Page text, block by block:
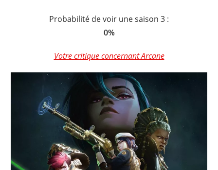
Probabilité de voir une saison 3 :
0%
Votre critique concernant Arcane